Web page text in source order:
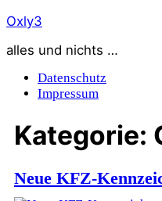
Zum
springen
Oxly3
alles und nichts …
Datenschutz
Impressum
Kategorie:
Neue KFZ-